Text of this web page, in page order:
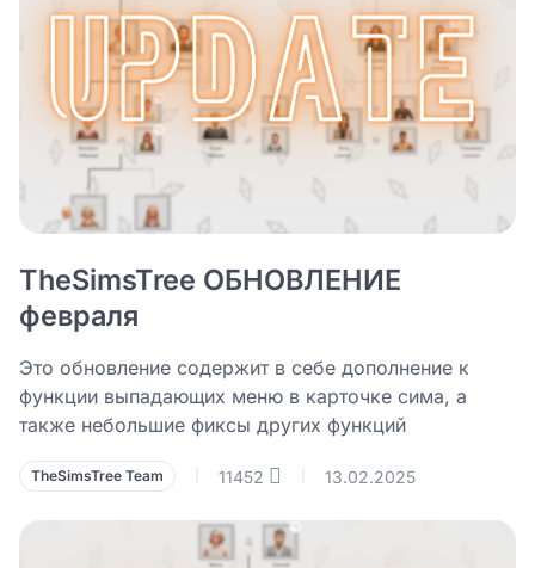
TheSimsTree ОБНОВЛЕНИЕ
февраля
Это обновление содержит в себе дополнение к
функции выпадающих меню в карточке сима, а
также небольшие фиксы других функций
TheSimsTree Team 11452 13.02.2025